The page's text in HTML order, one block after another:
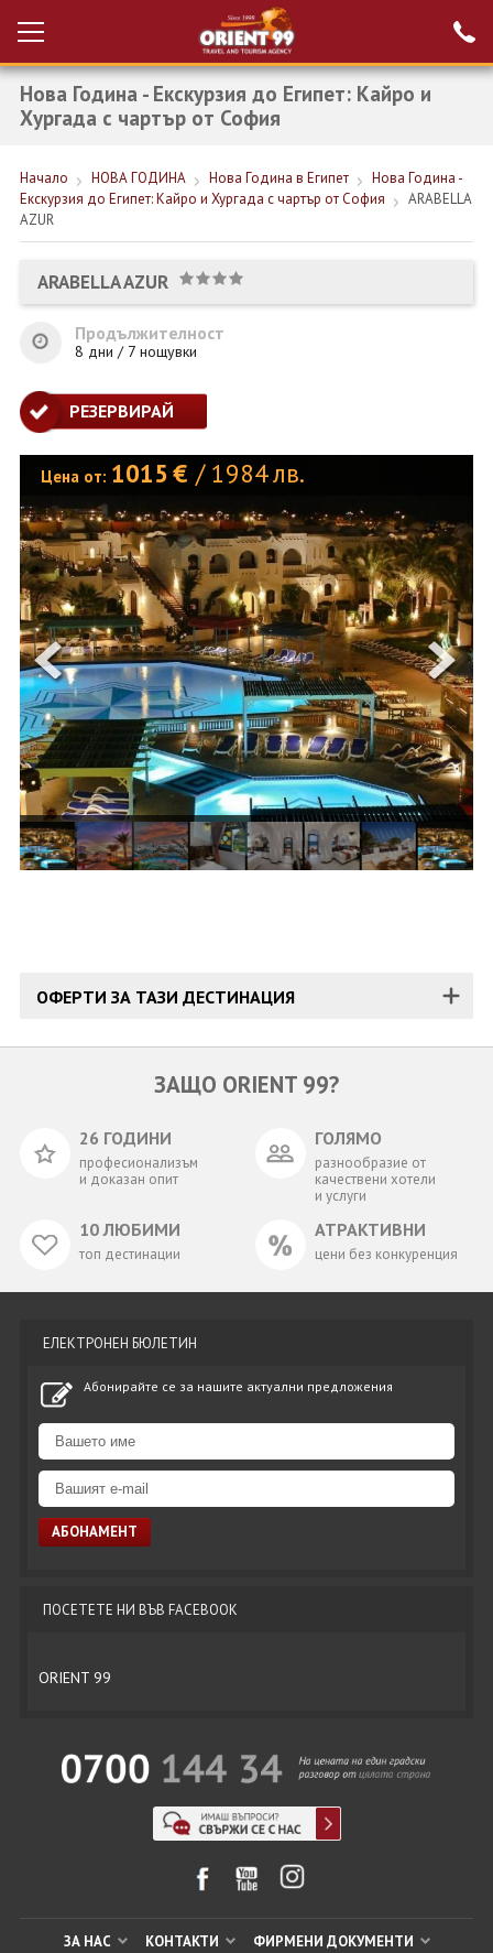
Вход за агенти
Проверка на
НОВА ГОДИНА ТУРЦИЯ
НОВА ГОДИНА
ПОЧИВКИ
КРУИЗИ
ЕКСКУРЗИИ
ЗА НАС
КОНТАКТИ
ФИРМЕНИ ДОКУМЕНТИ
0700 144 34 Запитване
ПОСЛЕДВАЙТЕ НИ
Нова Година - Екскурзия до Египет: Кайро и
Хургада с чартър от София
Начало НОВА ГОДИНА Нова Година в Египет
Нова Година -
Екскурзия до Египет: Кайро и Хургада с чартър от София
ARABELLA
AZUR
ARABELLA AZUR
Продължителност
8 дни / 7 нощувки
РЕЗЕРВИРАЙ
Цена от: 1015 € / 1984лв.
ОФЕРТИ ЗА ТАЗИ ДЕСТИНАЦИЯ
ЗАЩО ORIENT 99?
26 ГОДИНИ
професионализъм
и доказан опит
ГОЛЯМО
разнообразие от
качествени хотели
и услуги
10 ЛЮБИМИ
топ дестинации
АТРАКТИВНИ
цени без конкуренция
ЕЛЕКТРОНЕН БЮЛЕТИН
Абонирайте се за нашите актуални предложения
ПОСЕТЕТЕ НИ ВЪВ FACEBOOK
ORIENT 99
ЗА НАС КОНТАКТИ ФИРМЕНИ ДОКУМЕНТИ